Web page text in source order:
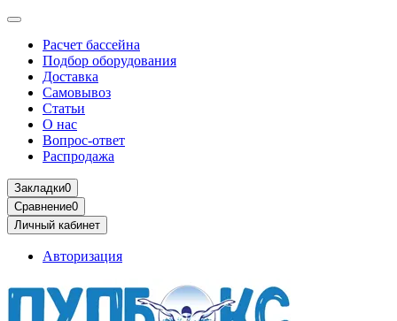
Расчет бассейна
Подбор оборудования
Доставка
Самовывоз
Статьи
О нас
Вопрос-ответ
Распродажа
Закладки0
Сравнение0
Личный кабинет
Авторизация